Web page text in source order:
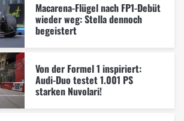
Macarena-Flügel nach FP1-Debüt
wieder weg: Stella dennoch
begeistert
Von der Formel 1 inspiriert:
Audi-Duo testet 1.001 PS
starken Nuvolari!